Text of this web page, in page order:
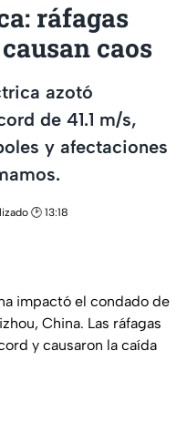
ráfagas
caos
azotó
de 41.1 m/s,
y afectaciones
🕑 13:18
impactó el condado de
China. Las ráfagas
y causaron la caída